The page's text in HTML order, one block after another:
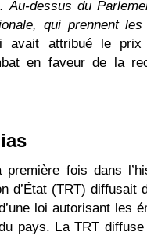
Au-dessus du
qui prennent
avait attribué le
en faveur de la
première fois dans
d’État (TRT) diffusait
loi autorisant les
pays. La TRT